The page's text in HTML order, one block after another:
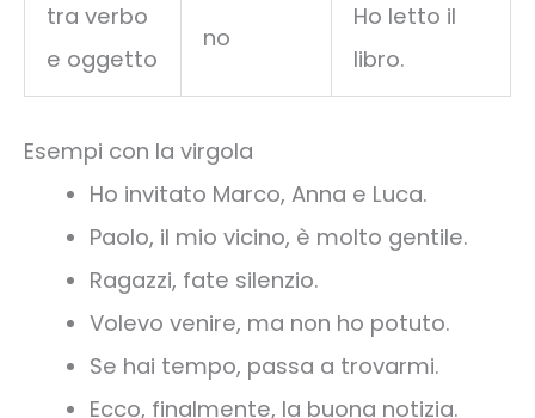
tra verbo
e oggetto
no
Ho letto il
libro.
Esempi con la virgola
Ho invitato Marco, Anna e Luca.
Paolo, il mio vicino, è molto gentile.
Ragazzi, fate silenzio.
Volevo venire, ma non ho potuto.
Se hai tempo, passa a trovarmi.
Ecco, finalmente, la buona notizia.